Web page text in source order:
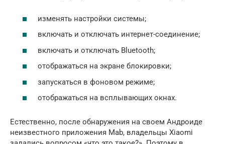
изменять настройки системы;
включать и отключать интернет-соединение;
включать и отключать Bluetooth;
отображаться на экране блокировки;
запускаться в фоновом режиме;
отображаться на всплывающих окнах.
Естественно, после обнаружения на своем Андроиде
неизвестного приложения Mab, владельцы Xiaomi